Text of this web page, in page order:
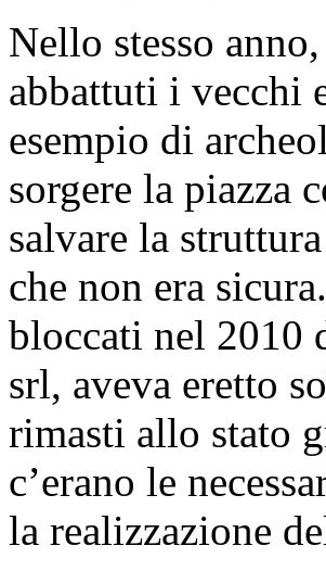
Nello stesso
abbattuti i vecchi
esempio di
sorgere la piazza
salvare la
che non era
bloccati nel 2010
srl, aveva eretto
rimasti allo stato
c’erano le
la realizzazione